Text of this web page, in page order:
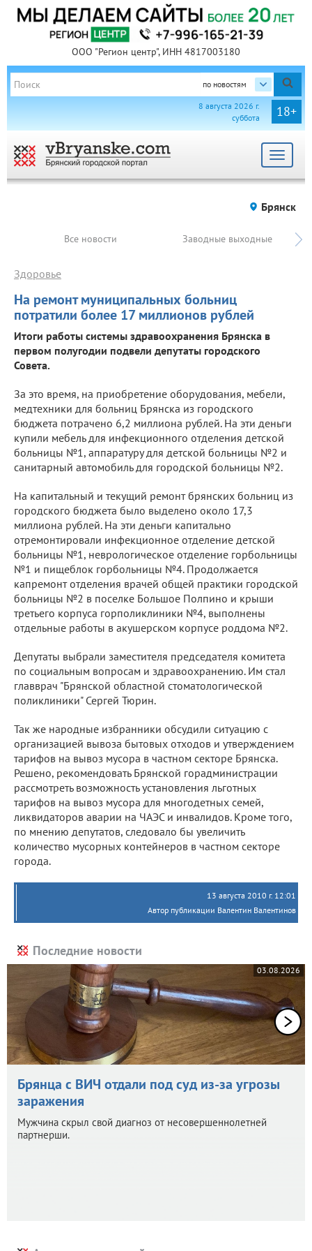
ООО "Регион центр", ИНН 4817003180
по новостям
18+
8 августа 2026 г.
суббота
Toggle
Брянск
Все новости Заводные выходные
На ремонт муниципальных больниц
потратили более 17 миллионов рублей
Здоровье
Итоги работы системы здравоохранения Брянска в
первом полугодии подвели депутаты городского
Совета.
За это время, на приобретение оборудования, мебели,
медтехники для больниц Брянска из городского
бюджета потрачено 6,2 миллиона рублей. На эти деньги
купили мебель для инфекционного отделения детской
больницы №1, аппаратуру для детской больницы №2 и
санитарный автомобиль для городской больницы №2.
На капитальный и текущий ремонт брянских больниц из
городского бюджета было выделено около 17,3
миллиона рублей. На эти деньги капитально
отремонтировали инфекционное отделение детской
больницы №1, неврологическое отделение горбольницы
№1 и пищеблок горбольницы №4. Продолжается
капремонт отделения врачей общей практики городской
больницы №2 в поселке Большое Полпино и крыши
третьего корпуса горполиклиники №4, выполнены
отдельные работы в акушерском корпусе роддома №2.
Депутаты выбрали заместителя председателя комитета
по социальным вопросам и здравоохранению. Им стал
главврач "Брянской областной стоматологической
поликлиники" Сергей Тюрин.
Так же народные избранники обсудили ситуацию с
организацией вывоза бытовых отходов и утверждением
тарифов на вывоз мусора в частном секторе Брянска.
Решено, рекомендовать Брянской горадминистрации
рассмотреть возможность установления льготных
тарифов на вывоз мусора для многодетных семей,
ликвидаторов аварии на ЧАЭС и инвалидов. Кроме того,
по мнению депутатов, следовало бы увеличить
количество мусорных контейнеров в частном секторе
города.
13 августа 2010 г. 12:01
Автор публикации Валентин Валентинов
Последние новости
03.08.2026
Брянца с ВИЧ отдали под суд из-за угрозы
заражения
Мужчина скрыл свой диагноз от несовершеннолетней
партнерши.